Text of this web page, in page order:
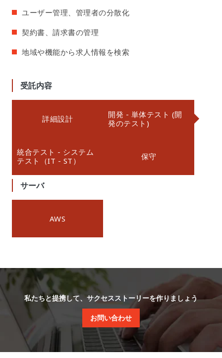
ユーザー管理、管理者の分散化
契約書、請求書の管理
地域や機能から求人情報を検索
受託内容
詳細設計
開発 - 単体テスト (開
発のテスト)
統合テスト - システム
テスト（IT - ST）
保守
サーバ
AWS
私たちと提携して、サクセスストーリーを作りましょう
お問い合わせ